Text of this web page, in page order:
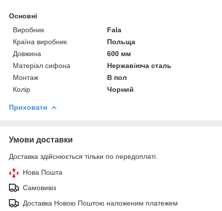
Основні
Виробник
Fala
Країна виробник
Польща
Довжина
600 мм
Матеріал сифона
Нержавіюча сталь
Монтаж
В пол
Колір
Чорний
Приховати
Умови доставки
Доставка здійснюється тільки по передоплаті.
Нова Пошта
Самовивіз
Доставка Новою Поштою наложеним платежем